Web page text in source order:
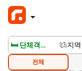
🛏️ 단체객실보기 지역
전체